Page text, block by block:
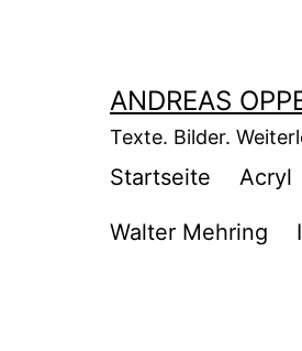
ANDREAS
Texte. Bilder.
Startseite Acryl
Walter Mehring